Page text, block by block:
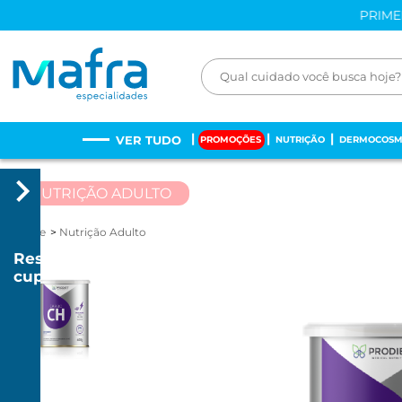
VER TUDO PROMOÇÕES NUTRIÇÃO
NUTRIÇÃO ADULTO
Home Nutrição Adulto
Resgatar
cupom